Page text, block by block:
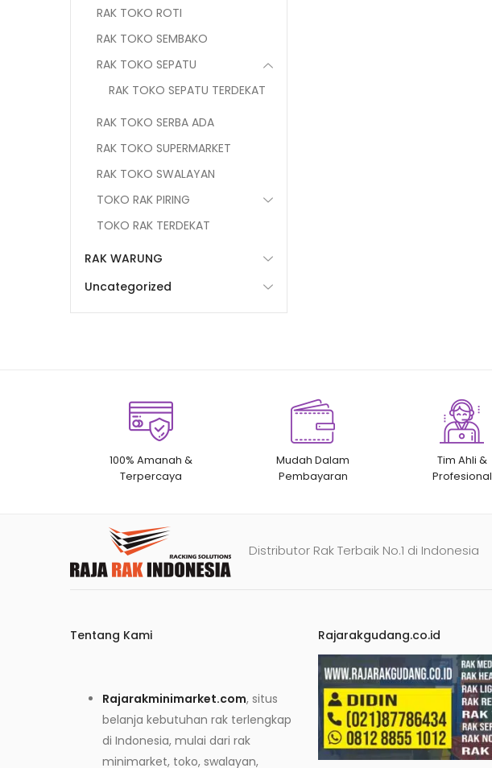
RAK TOKO ROTI
RAK TOKO SEMBAKO
RAK TOKO SEPATU
RAK TOKO SEPATU TERDEKAT
RAK TOKO SERBA ADA
RAK TOKO SUPERMARKET
RAK TOKO SWALAYAN
TOKO RAK PIRING
TOKO RAK TERDEKAT
RAK WARUNG
Uncategorized
100% Amanah &
Terpercaya
Mudah Dalam
Pembayaran
Tim Ahli &
Profesional
Distributor Rak Terbaik No.1 di Indonesia
Tentang Kami
Rajarakminimarket.com, situs
belanja kebutuhan rak terlengkap
di Indonesia, mulai dari rak
minimarket, toko, swalayan,
Rajarakgudang.co.id